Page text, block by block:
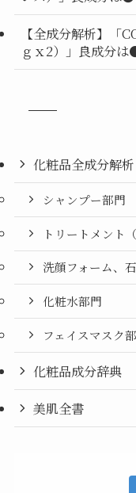
【全成分解析】「
ｇｘ2）」良成分は
化粧品全成分解析
シャンプー部門
トリートメント
洗顔フォーム、
化粧水部門
フェイスマスク
化粧品成分辞典
美肌全書